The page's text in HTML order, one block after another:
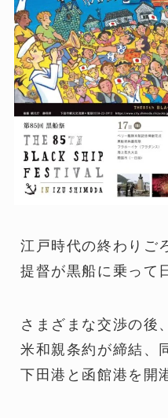
江戸時代の終わりご
提督が黒船に乗って
さまざまな交渉の後
米和親条約が締結、
下田港と函館港を開